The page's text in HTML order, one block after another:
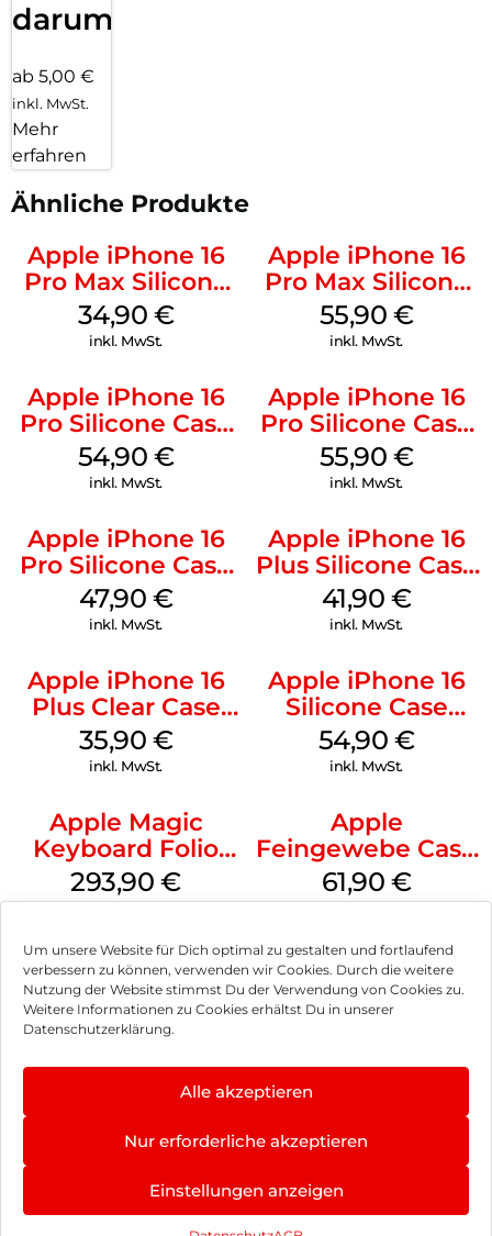
Um unsere Website für Dich optimal zu gestalten und fortlaufend
verbessern zu können, verwenden wir Cookies. Durch die weitere
Nutzung der Website stimmst Du der Verwendung von Cookies zu.
Weitere Informationen zu Cookies erhältst Du in unserer
Datenschutzerklärung.
Alle akzeptieren
Nur erforderliche akzeptieren
Einstellungen anzeigen
darum!
ab 5,00 €
inkl. MwSt.
Mehr
erfahren
Ähnliche Produkte
Apple iPhone 16
Pro Max Silicone
Case MagSafe
Denim
34,90 €
inkl. MwSt.
Apple iPhone 16
Pro Max Silicone
Case MagSafe
Stone Gray
55,90 €
inkl. MwSt.
Apple iPhone 16
Pro Silicone Case
MagSafe Black
54,90 €
inkl. MwSt.
Apple iPhone 16
Pro Silicone Case
MagSafe Stone
Gray
55,90 €
inkl. MwSt.
Apple iPhone 16
Pro Silicone Case
MagSafe Denim
47,90 €
inkl. MwSt.
Apple iPhone 16
Plus Silicone Case
MagSafe Stone
Gray
41,90 €
inkl. MwSt.
Apple iPhone 16
Plus Clear Case
MagSafe
Transparent
35,90 €
inkl. MwSt.
Apple iPhone 16
Silicone Case
MagSafe Black
54,90 €
inkl. MwSt.
Apple Magic
Keyboard Folio
iPad 10.9″ (10.Gen.)
Weiß
293,90€
inkl. MwSt.
Apple
Feingewebe Case
iPhone 15 Pro
MagSafe Schwarz
61,90 €
inkl. MwSt.
Impressum
AGB
Datenschutz
Vertrag widerrufen
Hinweis zur Batterieentsorgung